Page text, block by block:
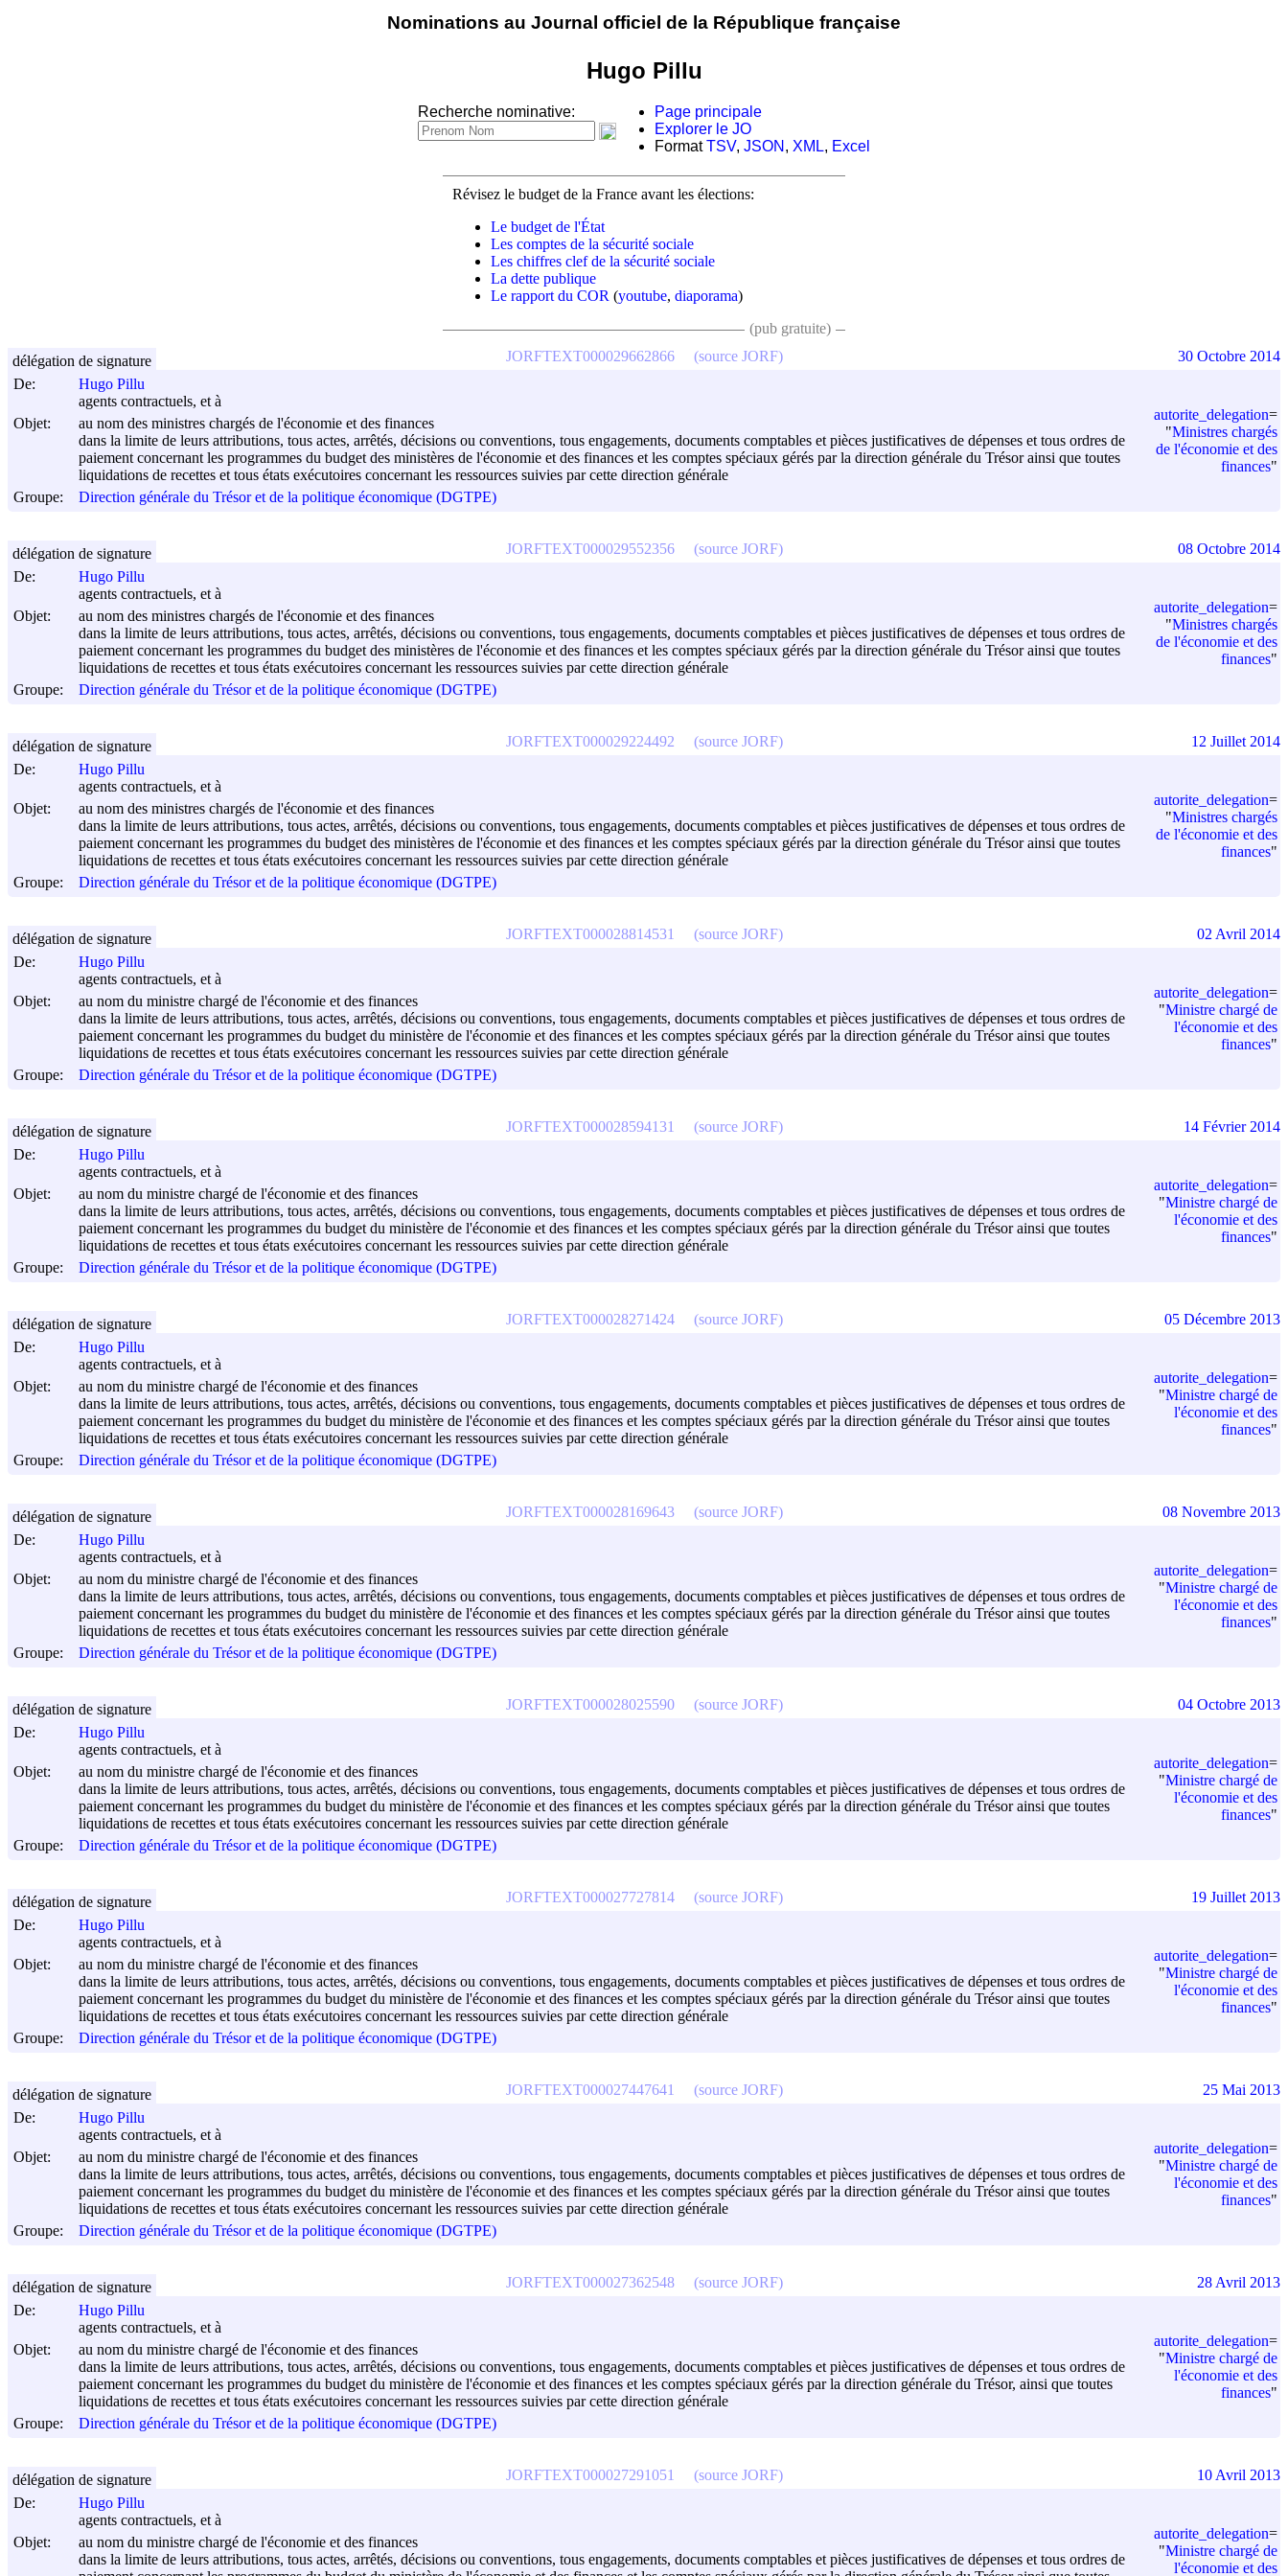
Nominations au Journal officiel de la République française
Hugo Pillu
Recherche nominative:
Page principale
Explorer le JO
FormatTSV, JSON , XML, Excel
Révisez le budget de la France avant les élections:
Le budget de l'État
Les comptes de la sécurité sociale
Les chiffres clef de la sécurité sociale
La dette publique
Le rapport du COR (youtube, diaporama)
(pub gratuite)
De:
Hugo Pillu
agents contractuels, et à
Objet:
au nom des ministres chargés de l'économie et des finances
dans la limite de leurs attributions, tous actes, arrêtés, décisions ou conventions, tous engagements, documents comptables et pièces justificatives de dépenses et tous ordres de
paiement concernant les programmes du budget des ministères de l'économie et des finances et les comptes spéciaux gérés par la direction générale du Trésor ainsi que toutes
liquidations de recettes et tous états exécutoires concernant les ressources suivies par cette direction générale
Groupe:
Direction générale du Trésor et de la politique économique (DGTPE)
autorite_delegation=
"Ministres chargés
de l'économie et des
finances"
JORFTEXT000029662866 (source JORF)
délégation de signature 30 Octobre 2014
De:
Hugo Pillu
agents contractuels, et à
Objet:
au nom des ministres chargés de l'économie et des finances
dans la limite de leurs attributions, tous actes, arrêtés, décisions ou conventions, tous engagements, documents comptables et pièces justificatives de dépenses et tous ordres de
paiement concernant les programmes du budget des ministères de l'économie et des finances et les comptes spéciaux gérés par la direction générale du Trésor ainsi que toutes
liquidations de recettes et tous états exécutoires concernant les ressources suivies par cette direction générale
Groupe:
Direction générale du Trésor et de la politique économique (DGTPE)
autorite_delegation=
"Ministres chargés
de l'économie et des
finances"
JORFTEXT000029552356 (source JORF)
délégation de signature 08 Octobre 2014
De:
Hugo Pillu
agents contractuels, et à
Objet:
au nom des ministres chargés de l'économie et des finances
dans la limite de leurs attributions, tous actes, arrêtés, décisions ou conventions, tous engagements, documents comptables et pièces justificatives de dépenses et tous ordres de
paiement concernant les programmes du budget des ministères de l'économie et des finances et les comptes spéciaux gérés par la direction générale du Trésor ainsi que toutes
liquidations de recettes et tous états exécutoires concernant les ressources suivies par cette direction générale
Groupe:
Direction générale du Trésor et de la politique économique (DGTPE)
autorite_delegation=
"Ministres chargés
de l'économie et des
finances"
JORFTEXT000029224492 (source JORF)
délégation de signature 12 Juillet 2014
De:
Hugo Pillu
agents contractuels, et à
Objet:
au nom du ministre chargé de l'économie et des finances
dans la limite de leurs attributions, tous actes, arrêtés, décisions ou conventions, tous engagements, documents comptables et pièces justificatives de dépenses et tous ordres de
paiement concernant les programmes du budget du ministère de l'économie et des finances et les comptes spéciaux gérés par la direction générale du Trésor ainsi que toutes
liquidations de recettes et tous états exécutoires concernant les ressources suivies par cette direction générale
Groupe:
Direction générale du Trésor et de la politique économique (DGTPE)
autorite_delegation=
"Ministre chargé de
l'économie et des
finances"
JORFTEXT000028814531 (source JORF)
délégation de signature 02 Avril 2014
De:
Hugo Pillu
agents contractuels, et à
Objet:
au nom du ministre chargé de l'économie et des finances
dans la limite de leurs attributions, tous actes, arrêtés, décisions ou conventions, tous engagements, documents comptables et pièces justificatives de dépenses et tous ordres de
paiement concernant les programmes du budget du ministère de l'économie et des finances et les comptes spéciaux gérés par la direction générale du Trésor ainsi que toutes
liquidations de recettes et tous états exécutoires concernant les ressources suivies par cette direction générale
Groupe:
Direction générale du Trésor et de la politique économique (DGTPE)
autorite_delegation=
"Ministre chargé de
l'économie et des
finances"
JORFTEXT000028594131 (source JORF)
délégation de signature 14 Février 2014
De:
Hugo Pillu
agents contractuels, et à
Objet:
au nom du ministre chargé de l'économie et des finances
dans la limite de leurs attributions, tous actes, arrêtés, décisions ou conventions, tous engagements, documents comptables et pièces justificatives de dépenses et tous ordres de
paiement concernant les programmes du budget du ministère de l'économie et des finances et les comptes spéciaux gérés par la direction générale du Trésor ainsi que toutes
liquidations de recettes et tous états exécutoires concernant les ressources suivies par cette direction générale
Groupe:
Direction générale du Trésor et de la politique économique (DGTPE)
autorite_delegation=
"Ministre chargé de
l'économie et des
finances"
JORFTEXT000028271424 (source JORF)
délégation de signature 05 Décembre 2013
De:
Hugo Pillu
agents contractuels, et à
Objet:
au nom du ministre chargé de l'économie et des finances
dans la limite de leurs attributions, tous actes, arrêtés, décisions ou conventions, tous engagements, documents comptables et pièces justificatives de dépenses et tous ordres de
paiement concernant les programmes du budget du ministère de l'économie et des finances et les comptes spéciaux gérés par la direction générale du Trésor ainsi que toutes
liquidations de recettes et tous états exécutoires concernant les ressources suivies par cette direction générale
Groupe:
Direction générale du Trésor et de la politique économique (DGTPE)
autorite_delegation=
"Ministre chargé de
l'économie et des
finances"
JORFTEXT000028169643 (source JORF)
délégation de signature 08 Novembre 2013
De:
Hugo Pillu
agents contractuels, et à
Objet:
au nom du ministre chargé de l'économie et des finances
dans la limite de leurs attributions, tous actes, arrêtés, décisions ou conventions, tous engagements, documents comptables et pièces justificatives de dépenses et tous ordres de
paiement concernant les programmes du budget du ministère de l'économie et des finances et les comptes spéciaux gérés par la direction générale du Trésor ainsi que toutes
liquidations de recettes et tous états exécutoires concernant les ressources suivies par cette direction générale
Groupe:
Direction générale du Trésor et de la politique économique (DGTPE)
autorite_delegation=
"Ministre chargé de
l'économie et des
finances"
JORFTEXT000028025590 (source JORF)
délégation de signature 04 Octobre 2013
De:
Hugo Pillu
agents contractuels, et à
Objet:
au nom du ministre chargé de l'économie et des finances
dans la limite de leurs attributions, tous actes, arrêtés, décisions ou conventions, tous engagements, documents comptables et pièces justificatives de dépenses et tous ordres de
paiement concernant les programmes du budget du ministère de l'économie et des finances et les comptes spéciaux gérés par la direction générale du Trésor ainsi que toutes
liquidations de recettes et tous états exécutoires concernant les ressources suivies par cette direction générale
Groupe:
Direction générale du Trésor et de la politique économique (DGTPE)
autorite_delegation=
"Ministre chargé de
l'économie et des
finances"
JORFTEXT000027727814 (source JORF)
délégation de signature 19 Juillet 2013
De:
Hugo Pillu
agents contractuels, et à
Objet:
au nom du ministre chargé de l'économie et des finances
dans la limite de leurs attributions, tous actes, arrêtés, décisions ou conventions, tous engagements, documents comptables et pièces justificatives de dépenses et tous ordres de
paiement concernant les programmes du budget du ministère de l'économie et des finances et les comptes spéciaux gérés par la direction générale du Trésor ainsi que toutes
liquidations de recettes et tous états exécutoires concernant les ressources suivies par cette direction générale
Groupe:
Direction générale du Trésor et de la politique économique (DGTPE)
autorite_delegation=
"Ministre chargé de
l'économie et des
finances"
JORFTEXT000027447641 (source JORF)
délégation de signature 25 Mai 2013
De:
Hugo Pillu
agents contractuels, et à
Objet:
au nom du ministre chargé de l'économie et des finances
dans la limite de leurs attributions, tous actes, arrêtés, décisions ou conventions, tous engagements, documents comptables et pièces justificatives de dépenses et tous ordres de
paiement concernant les programmes du budget du ministère de l'économie et des finances et les comptes spéciaux gérés par la direction générale du Trésor, ainsi que toutes
liquidations de recettes et tous états exécutoires concernant les ressources suivies par cette direction générale
Groupe:
Direction générale du Trésor et de la politique économique (DGTPE)
autorite_delegation=
"Ministre chargé de
l'économie et des
finances"
JORFTEXT000027362548 (source JORF)
délégation de signature 28 Avril 2013
De:
Hugo Pillu
agents contractuels, et à
Objet:
au nom du ministre chargé de l'économie et des finances
dans la limite de leurs attributions, tous actes, arrêtés, décisions ou conventions, tous engagements, documents comptables et pièces justificatives de dépenses et tous ordres de
autorite_delegation=
"Ministre chargé de
l'économie et des
JORFTEXT000027291051 (source JORF)
délégation de signature 10 Avril 2013